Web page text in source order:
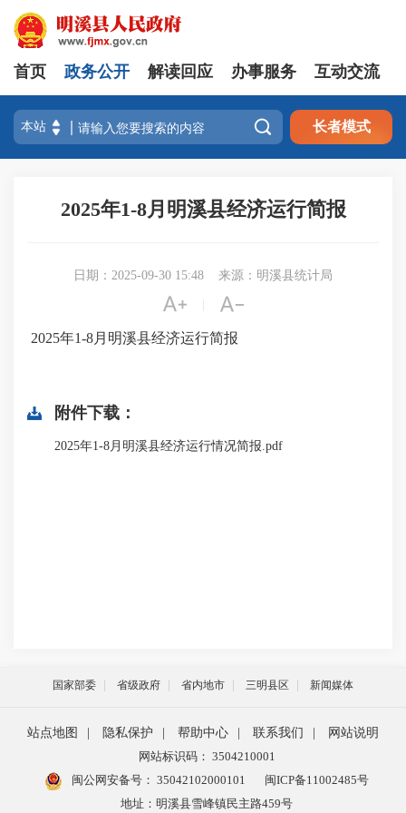
首页 政务公开 解读回应 办事服务 互动交流
 长者模式
2025年1-8月明溪县经济运行简报
日期：2025-09-30 15:48 来源：明溪县统计局
 
2025年1-8月明溪县经济运行简报
附件下载：
2025年1-8月明溪县经济运行情况简报.pdf
国家部委 省级政府 省内地市 三明县区 新闻媒体
站点地图 隐私保护 帮助中心 联系我们
网站说明
网站标识码： 3504210001
闽公网安备号： 35042102000101
闽ICP备11002485号
地址：明溪县雪峰镇民主路459号